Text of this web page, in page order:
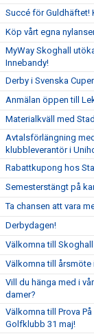
Succé för Guldhäftet!
Köp vårt egna
MyWay Skoghall
Innebandy!
Derby i Svenska
Anmälan öppen till
Materialkväll med
Avtalsförlängning
klubbleverantör i
Rabattkupong hos
Semesterstängt på
Ta chansen att vara
Derbydagen!
Välkomna till
Välkomna till årsmöte
Vill du hänga med i
damer?
Välkomna till Prova
Golfklubb 31 maj!